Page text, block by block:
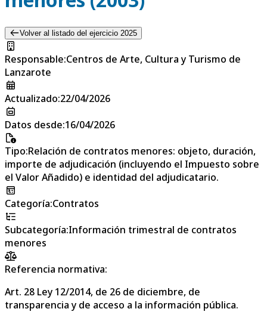
Volver al listado del ejercicio 2025
Responsable:Centros de Arte, Cultura y Turismo de
Lanzarote
Actualizado:22/04/2026
Datos desde:16/04/2026
Tipo:Relación de contratos menores: objeto, duración,
importe de adjudicación (incluyendo el Impuesto sobre
el Valor Añadido) e identidad del adjudicatario.
Categoría:Contratos
Subcategoría:Información trimestral de contratos
menores
Referencia normativa:
Art. 28 Ley 12/2014, de 26 de diciembre, de
transparencia y de acceso a la información pública.